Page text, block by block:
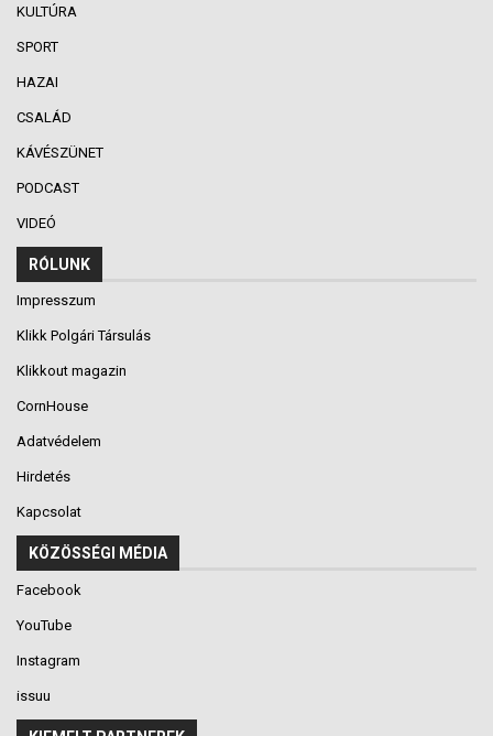
KULTÚRA
SPORT
HAZAI
CSALÁD
KÁVÉSZÜNET
PODCAST
VIDEÓ
RÓLUNK
Impresszum
Klikk Polgári Társulás
Klikkout magazin
CornHouse
Adatvédelem
Hirdetés
Kapcsolat
KÖZÖSSÉGI MÉDIA
Facebook
YouTube
Instagram
issuu